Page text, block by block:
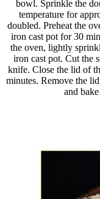
bowl. Sprinkle the
temperature for
doubled. Preheat the
iron cast pot for 30
the oven, lightly
iron cast pot. Cut the
knife. Close the lid of
minutes. Remove the
and